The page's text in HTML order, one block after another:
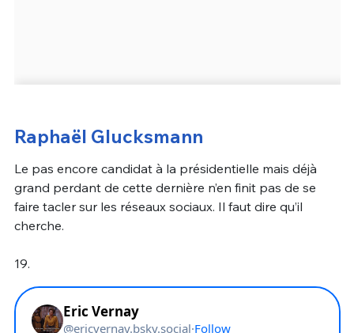
Raphaël Glucksmann
Le pas encore candidat à la présidentielle mais déjà
grand perdant de cette dernière n’en finit pas de se
faire tacler sur les réseaux sociaux. Il faut dire qu’il
cherche.
19.